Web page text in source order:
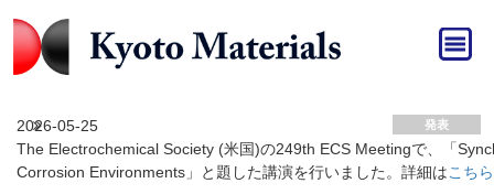
HOME
発表 アーカイブ
2026-05-25 発表
The Electrochemical Society (米国)の249th ECS Meetingで、「
Corrosion Environments」と題した講演を行いました。詳細はこちら